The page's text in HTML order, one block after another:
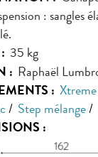
: sangles
35 kg
: Raphaël
: Xtreme
/ Step mélange /
: